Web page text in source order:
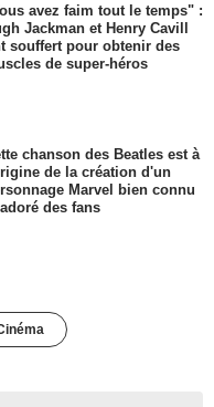
avez faim tout le temps" :
Jackman et Henry Cavill
souffert pour obtenir des
de super-héros
chanson des Beatles est à
de la création d'un
Marvel bien connu
des fans